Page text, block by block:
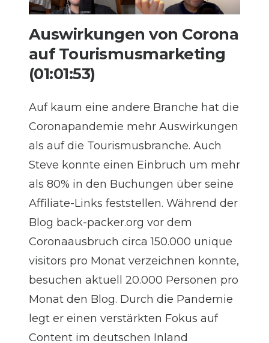
Auswirkungen von Corona
auf Tourismusmarketing
(01:01:53)
Auf kaum eine andere Branche hat die
Coronapandemie mehr Auswirkungen
als auf die Tourismusbranche. Auch
Steve konnte einen Einbruch um mehr
als 80% in den Buchungen über seine
Affiliate-Links feststellen. Während der
Blog back-packer.org vor dem
Coronaausbruch circa 150.000 unique
visitors pro Monat verzeichnen konnte,
besuchen aktuell 20.000 Personen pro
Monat den Blog. Durch die Pandemie
legt er einen verstärkten Fokus auf
Content im deutschen Inland